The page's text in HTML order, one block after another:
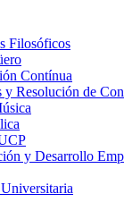
Filosóficos
Contínua
y Resolución de
y Desarrollo